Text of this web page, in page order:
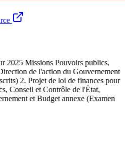
2025 Missions Pouvoirs publics,
de l'action du Gouvernement
2. Projet de loi de finances pour
Conseil et Contrôle de l'État,
et Budget annexe (Examen